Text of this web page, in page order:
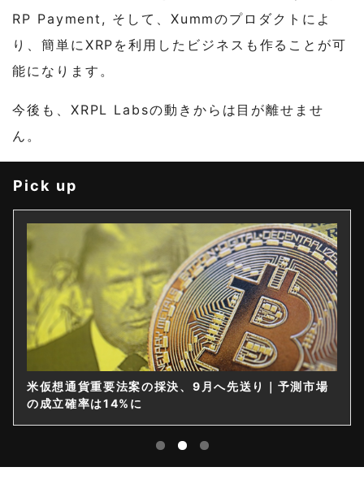
RP Payment, そして、Xummのプロダクトによ
り、簡単にXRPを利用したビジネスも作ることが可
能になります。
今後も、XRPL Labsの動きからは目が離せませ
ん。
Pick up
米仮想通貨重要法案の採決、9月へ先送り｜予測市場
の成立確率は14%に